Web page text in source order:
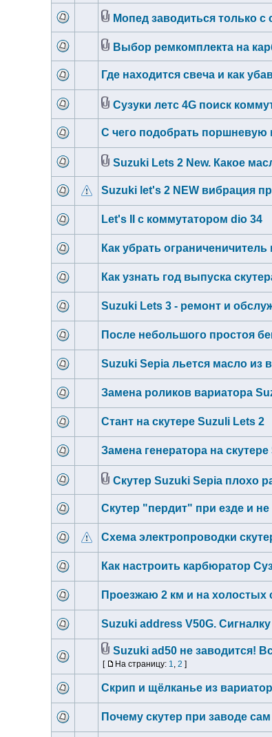
Мопед заводиться только с
Выбор ремкомплекта на
Где находится свеча и как
Сузуки летс 4G поиск
С чего подобрать поршневую
Suzuki Lets 2 New. Какое
Suzuki let's 2 NEW вибрация
Let's II с коммутатором dio 34
Как убрать
Как узнать год выпуска
Suzuki Lets 3 - ремонт и
После небольшого простоя
Suzuki Sepia льется масло из
Замена роликов вариатора
Стант на скутере Suzuli Lets 2
Замена генератора на
Скутер Suzuki Sepia плохо
Скутер "пердит" при езде и
Схема электропроводки
Как настроить карбюратор
Проезжаю 2 км и на холостых
Suzuki address V50G.
Suzuki ad50 не заводится!
[ На страницу: 1, 2 ]
Скрип и щёлканье из
Почему скутер при заводе сам